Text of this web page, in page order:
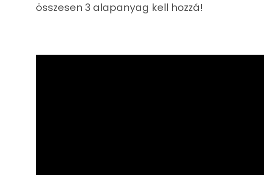
összesen 3 alapanyag kell hozzá!